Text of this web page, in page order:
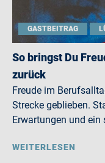
GASTBEITRAG
So bringst Du
zurück
Freude im
Strecke geblieben.
Erwartungen und ein
WEITERLESEN